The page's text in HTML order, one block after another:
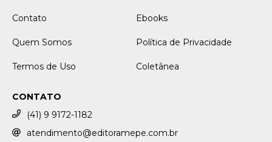
Contato Ebooks
Quem Somos Política de Privacidade
Termos de Uso Coletânea
CONTATO
(41) 9 9172-1182
atendimento@editoramepe.com.br